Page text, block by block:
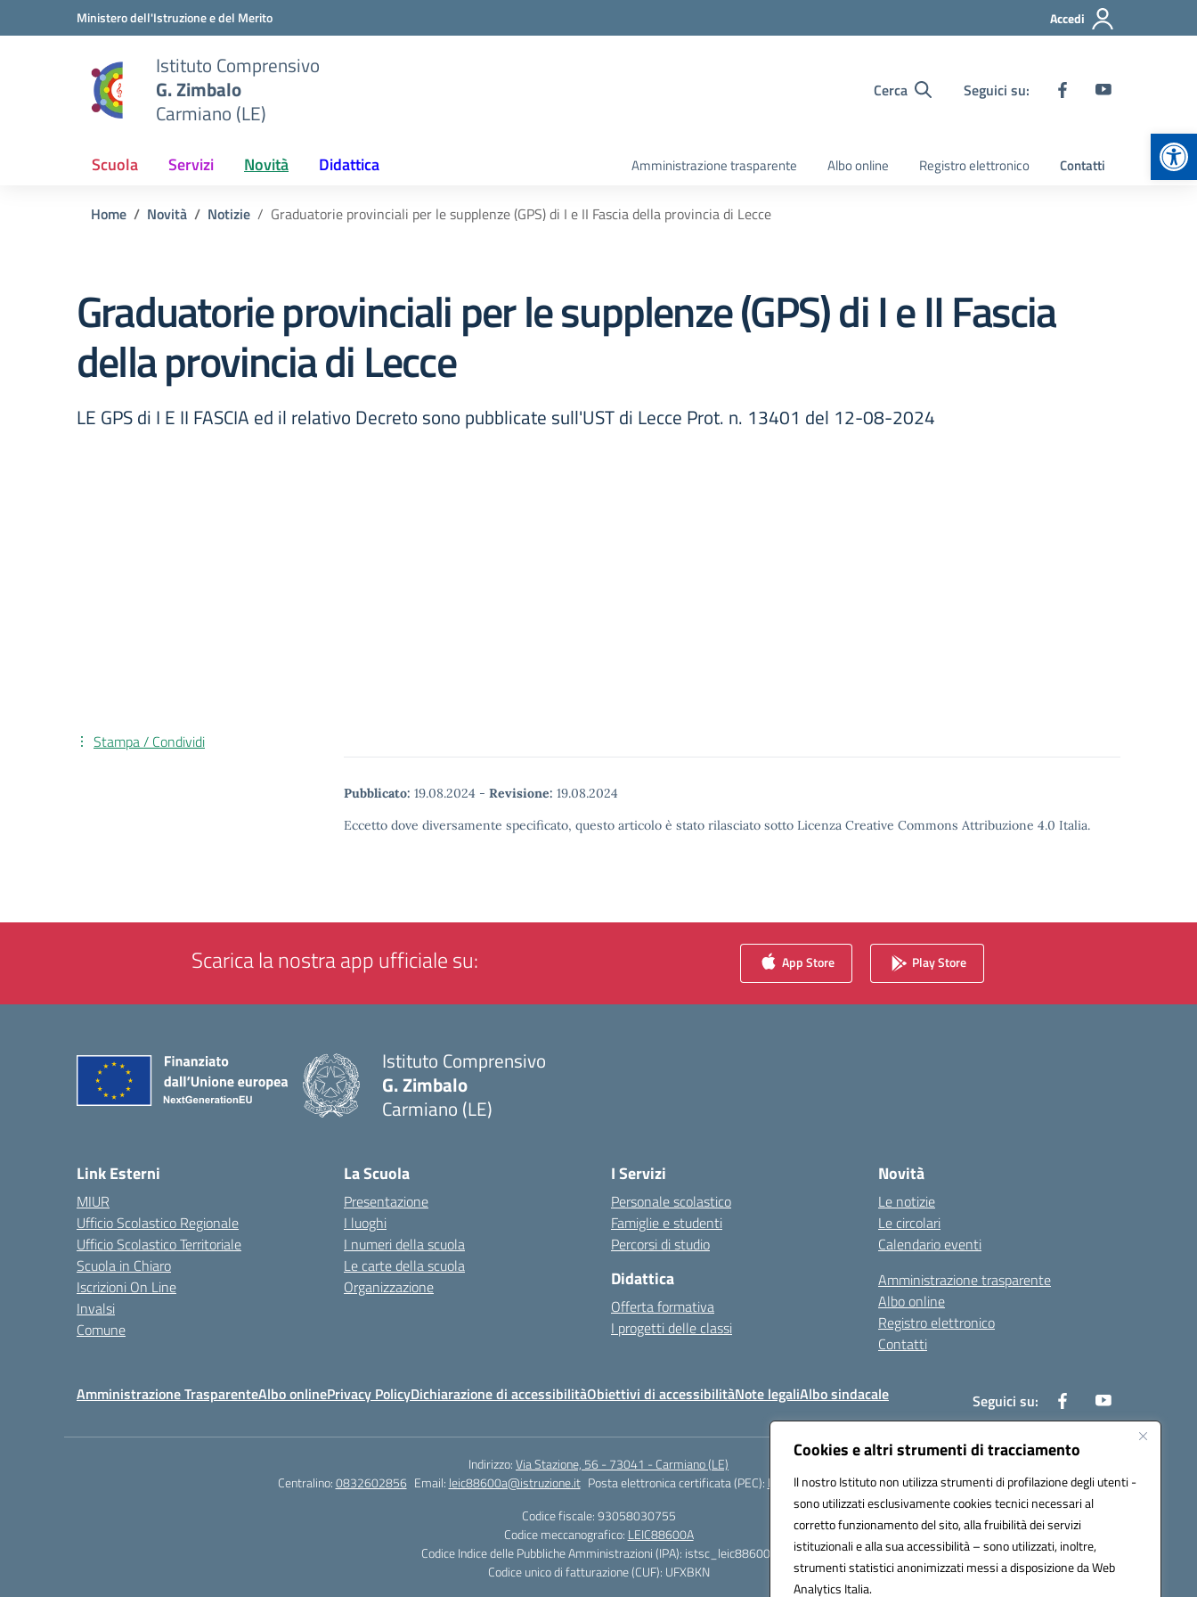
Cookies e altri strumenti di tracciamento
Il nostro Istituto non utilizza strumenti di profilazione degli utenti -
sono utilizzati esclusivamente cookies tecnici necessari al
corretto funzionamento del sito, alla fruibilità dei servizi
istituzionali e alla sua accessibilità – sono utilizzati, inoltre,
strumenti statistici anonimizzati messi a disposizione da Web
Analytics Italia.
Vai ai contenuti
Vai al menu di navigazioneMinistero dell'Istruzione e del Merito Accedi
Istituto Comprensivo
G. Zimbalo
Carmiano (LE)
Cerca Seguici su:
Scuola Servizi Novità Didattica Amministrazione trasparente Albo online Registro elettronico Contatti
Home Novità Notizie Graduatorie provinciali per le supplenze (GPS) di I e II Fascia della provincia di Lecce
Graduatorie provinciali per le supplenze (GPS) di I e II Fascia
della provincia di Lecce
LE GPS di I E II FASCIA ed il relativo Decreto sono pubblicate sull'UST di Lecce Prot. n. 13401 del 12-08-2024
Pubblicato: 19.08.2024 - Revisione: 19.08.2024
Eccetto dove diversamente specificato, questo articolo è stato rilasciato sotto Licenza Creative Commons Attribuzione 4.0 Italia.
Stampa / Condividi
Scarica la nostra app ufficiale su: App Store Play Store
Istituto Comprensivo
G. Zimbalo
Carmiano (LE)
Link Esterni
MIUR
Ufficio Scolastico Regionale
Ufficio Scolastico Territoriale
Scuola in Chiaro
Iscrizioni On Line
Invalsi
Comune
La Scuola
Presentazione
I luoghi
I numeri della scuola
Le carte della scuola
Organizzazione
I Servizi
Personale scolastico
Famiglie e studenti
Percorsi di studio
Didattica
Offerta formativa
I progetti delle classi
Novità
Le notizie
Le circolari
Calendario eventi
Amministrazione trasparente
Albo online
Registro elettronico
Contatti
Amministrazione TrasparenteAlbo onlinePrivacy PolicyDichiarazione di accessibilitàObiettivi di accessibilitàNote legaliAlbo sindacale Seguici su:
Indirizzo:Via Stazione, 56 - 73041 - Carmiano (LE)
Centralino:0832602856 Email: leic88600a@istruzione.it Posta elettronica certificata (PEC): leic88600a@pec.istruzione.it
Codice fiscale: 93058030755
Codice meccanografico: LEIC88600A
Codice Indice delle Pubbliche Amministrazioni (IPA): istsc_leic88600a
Codice unico di fatturazione (CUF): UFXBKN